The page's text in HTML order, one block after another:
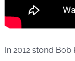
In 2012 stond